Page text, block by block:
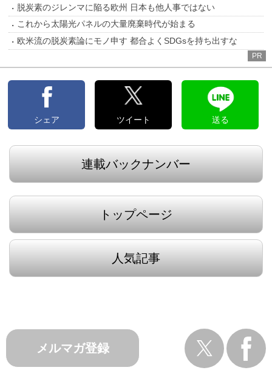
脱炭素のジレンマに陥る欧州 日本も他人事ではない
これから太陽光パネルの大量廃棄時代が始まる
欧米流の脱炭素論にモノ申す 都合よくSDGsを持ち出すな
PR
シェア ツイート 送る
連載バックナンバー
トップページ
人気記事
メルマガ登録